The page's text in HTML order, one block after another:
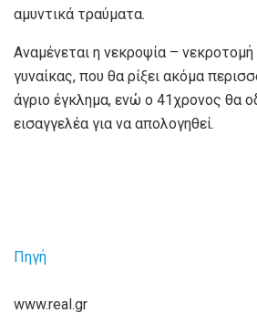
αμυντικά τραύματα.
Αναμένεται η νεκροψία –
γυναίκας, που θα ρίξει ακόμα
άγριο έγκλημα, ενώ ο 41χρονος θα
εισαγγελέα για να απολογηθεί.
Πηγή
www.real.gr